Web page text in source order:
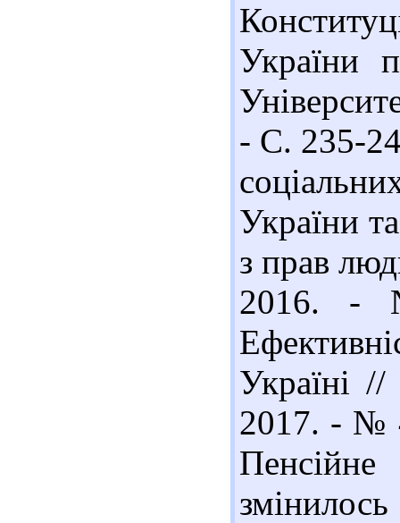
України
- С. 235-
України
з прав
2016. -
Україні
2017. - №